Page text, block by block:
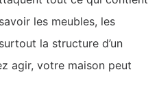
les meubles, les
la structure d’un
agir, votre maison peut